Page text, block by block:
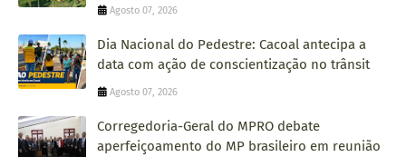
Agosto 07, 2026
Dia Nacional do Pedestre: Cacoal antecipa a
data com ação de conscientização no trânsit
Agosto 07, 2026
Corregedoria-Geral do MPRO debate
aperfeiçoamento do MP brasileiro em reunião